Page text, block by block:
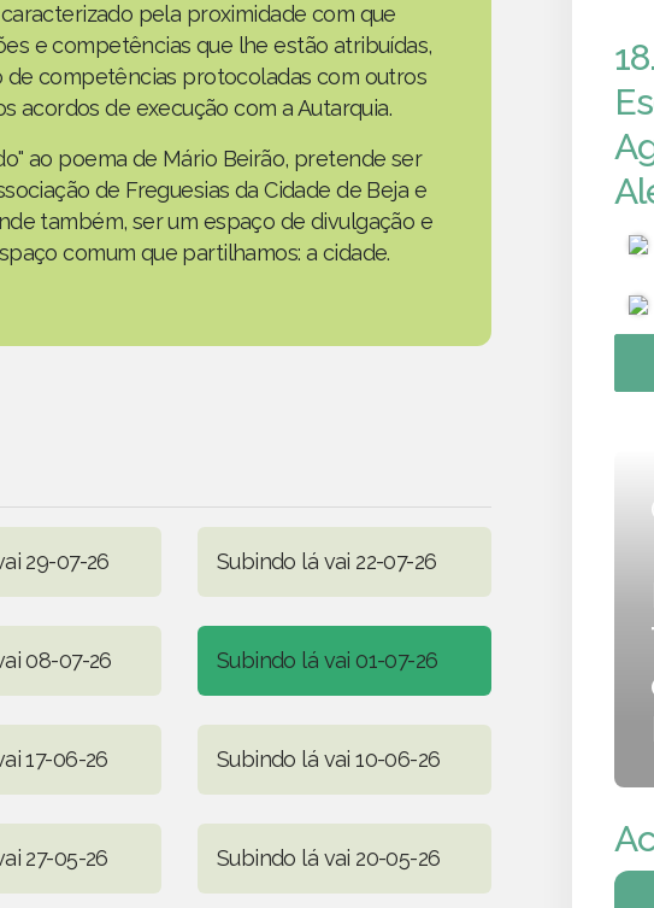
pela proximidade com que
e competências que lhe estão atribuídas,
competências protocoladas com outros
acordos de execução com a Autarquia.
ao poema de Mário Beirão, pretende ser
de Freguesias da Cidade de Beja e
também, ser um espaço de divulgação e
comum que partilhamos: a cidade.
29-07-26 Subindo lá vai 22-07-26
08-07-26 Subindo lá vai 01-07-26
17-06-26 Subindo lá vai 10-06-26
27-05-26 Subindo lá vai 20-05-26